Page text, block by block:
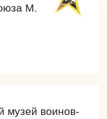
М.
музей воинов-